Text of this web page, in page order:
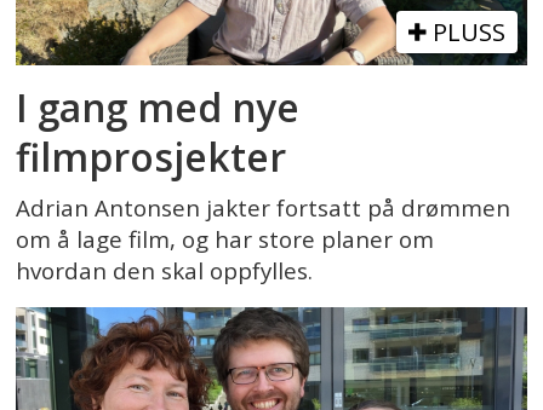
PLUSS
I gang med nye
filmprosjekter
Adrian Antonsen jakter fortsatt på drømmen
om å lage film, og har store planer om
hvordan den skal oppfylles.